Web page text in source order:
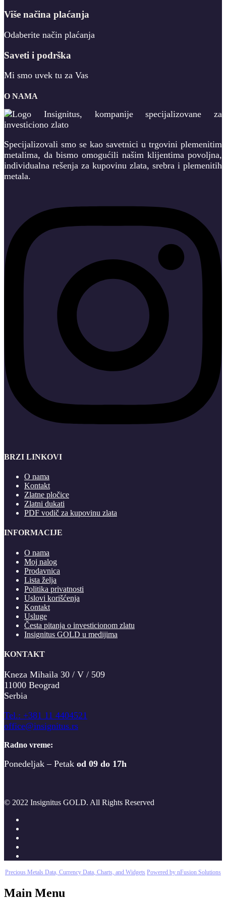
Više načina plaćanja
Odaberite način plaćanja
Saveti i podrška
Mi smo uvek tu za Vas
O NAMA
Specijalizovali smo se kao savetnici u trgovini plemenitim
metalima, da bismo omogućili našim klijentima povoljna,
individualna rešenja za kupovinu zlata, srebra i plemenitih
metala.
BRZI LINKOVI
O nama
Kontakt
Zlatne pločice
Zlatni dukati
PDF vodič za kupovinu zlata
INFORMACIJE
O nama
Moj nalog
Prodavnica
Lista želja
Politika privatnosti
Uslovi korišćenja
Kontakt
Usluge
Česta pitanja o investicionom zlatu
Insignitus GOLD u medijima
KONTAKT
Kneza Mihaila 30 / V / 509
11000 Beograd
Serbia
Tel.: +381 11 4404521
office@insignitus.rs
Radno vreme:
Ponedeljak – Petak od 09 do 17h
© 2022 Insignitus GOLD. All Rights Reserved
Precious Metals Data, Currency Data, Charts, and Widgets Powered by nFusion Solutions
Main Menu